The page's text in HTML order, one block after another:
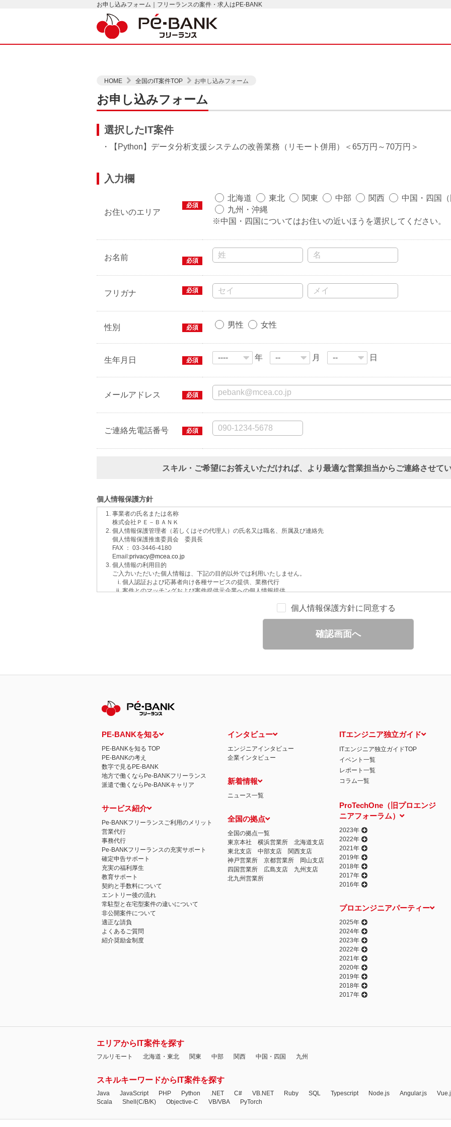
お申し込みフォーム｜フリーランスの案件・求人はPE-BANK
HOME 全国のIT案件TOP お申し込みフォーム
お申し込みフォーム
選択したIT案件
・【Python】データ分析支援システムの改善業務（リモート併用） 65万円～70万円
入力欄
お住いのエリア
必須
北海道 東北 関東 中部 関西 中国・四国（
九州・沖縄
※中国・四国についてはお住いの近いほうを選択してください。
お名前 必須
フリガナ 必須
性別 必須 男性 女性
生年月日 必須 年 月 日
メールアドレス 必須
ご連絡先電話番号 必須
スキル・ご希望にお答えいただければ、より最適な営業担当からご連絡させて
個人情報保護方針
事業者の氏名または名称
株式会社ＰＥ－ＢＡＮＫ
個人情報保護管理者（若しくはその代理人）の氏名又は職名、所属及び連絡先
個人情報保護推進委員会 委員長
FAX ： 03-3446-4180
Email:privacy@mcea.co.jp
個人情報の利用目的
ご入力いただいた個人情報は、下記の目的以外では利用いたしません。
個人認証および応募者向け各種サービスの提供、業務代行
案件とのマッチングおよび案件提供元企業への個人情報提供
当社運営のウェブサイト訪問前にクリックされている広告の情報（クリック日や広告掲載サイトなど）を取得のうえ、情
取得した個人情報は法令等による場合を除いて第三者に提供することはありません。
保有個人データの開示等および問い合わせ窓口について
開示等に応ずる窓口は、下記 個人情報相談窓口になります。
認定個人情報保護団体の名称および、苦情の解決の申出先
苦情の解決の申出先
相談・苦情受付窓口
住所 〒108-0074 東京都港区高輪二丁目15番8号 グレイスビル泉岳寺前
TEL： 03-6311-7161 FAX： 03-4415-2032
本人が容易に認識できない方法による個人情報の取得
当ウェブサイトでは、広告配信事業者が提供するプログラムを利用し、特定のサイトにおいて行動ターゲティング広告（サ
心にあわせて広告を配信する広告手法）を行っております。 その際、ユーザーのサイト訪問履歴情報を採取するためCookie
別できるような情報は一切含まれておりません）。
個人情報の安全管理措置について
取得した個人情報については、漏洩、減失またはき損の防止と是正、その他個人情報の安全管理のために必要かつ適切な措置
当社の個人情報の取扱いに関する苦情、相談等の問合せ先
株式会社ＰＥ－ＢＡＮＫ 個人情報相談窓口
FAX：03-3446-4180
Email： privacy@mcea.co.jp
個人情報保護方針に同意する
確認画面へ
PE-BANKを知る
PE-BANKを知る TOP
PE-BANKの考え
数字で見るPE-BANK
地方で働くならPe-BANKフリーランス
派遣で働くならPe-BANKキャリア
サービス紹介
Pe-BANKフリーランスご利用のメリット
営業代行
事務代行
Pe-BANKフリーランスの充実サポート
確定申告サポート
充実の福利厚生
教育サポート
契約と手数料について
エントリー後の流れ
常駐型と在宅型案件の違いについて
非公開案件について
適正な請負
よくあるご質問
紹介奨励金制度
インタビュー
エンジニアインタビュー
企業インタビュー
新着情報
ニュース一覧
全国の拠点
全国の拠点一覧
東京本社
横浜営業所
北海道支店
東北支店
中部支店
関西支店
神戸営業所
京都営業所
岡山支店
四国営業所
広島支店
九州支店
北九州営業所
ITエンジニア独立ガイド
ITエンジニア独立ガイドTOP
イベント一覧
レポート一覧
コラム一覧
ProTechOne（旧プロエンジ
ニアフォーラム）
2023年
2022年
2021年
2019年
2018年
2017年
2016年
プロエンジニアパーティー
2025年
2024年
2023年
2022年
2021年
2020年
2019年
2018年
2017年
エリアからIT案件を探す
フルリモート 北海道・東北 関東 中部 関西 中国・四国 九州
スキルキーワードからIT案件を探す
Java JavaScript PHP Python .NET C# VB.NET Ruby SQL Typescript Node.js Angular.js
Scala
Shell(C/B/K) Objective-C VB/VBA PyTorch